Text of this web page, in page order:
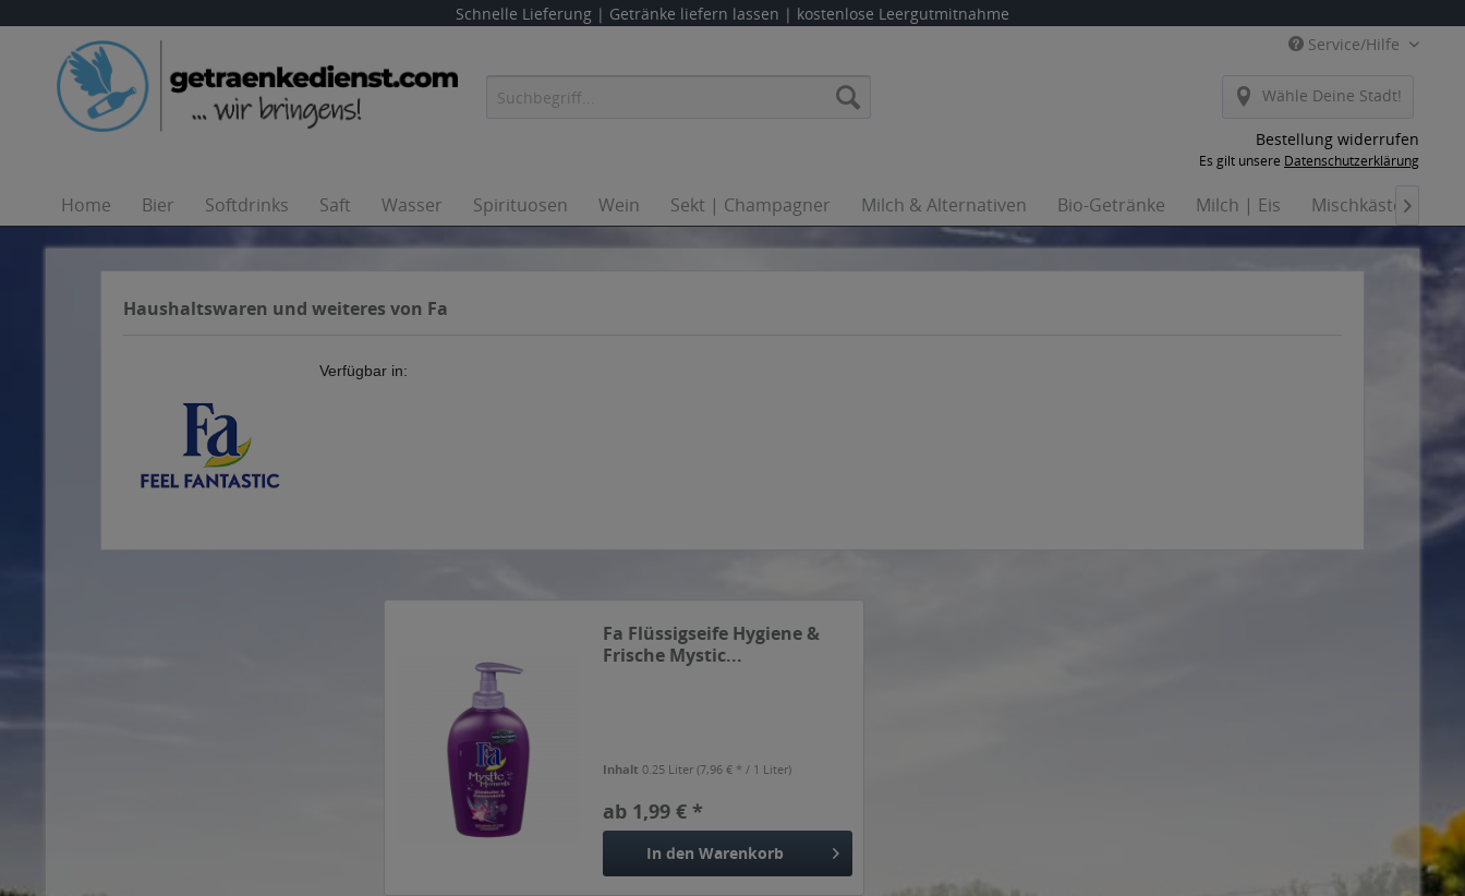
Schnelle Lieferung | Getränke liefern lassen | kostenlose Leergutmitnahme
Service/Hilfe
Wähle Deine Stadt!
Bestellung widerrufen
Es gilt unsere Datenschutzerklärung
Home Bier Softdrinks Saft Wasser Spirituosen Wein Sekt | Champagner Milch & Alternativen Bio-Getränke Milch | Eis Mischkästen

Haushaltswaren und weiteres von Fa
Verfügbar in:
Fa Flüssigseife Hygiene &
Frische Mystic...
Inhalt0.25 Liter(7,96 € * / 1 Liter)
ab 1,99 € *
In den Warenkorb